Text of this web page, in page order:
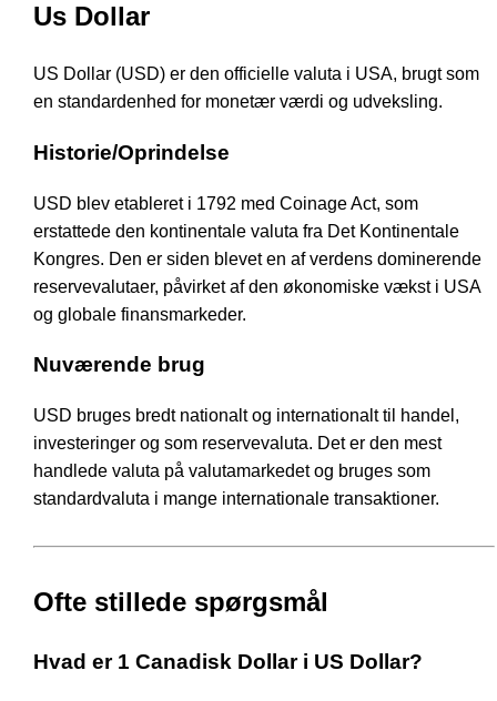
Us Dollar
US Dollar (USD) er den officielle valuta i USA, brugt som
en standardenhed for monetær værdi og udveksling.
Historie/Oprindelse
USD blev etableret i 1792 med Coinage Act, som
erstattede den kontinentale valuta fra Det Kontinentale
Kongres. Den er siden blevet en af verdens dominerende
reservevalutaer, påvirket af den økonomiske vækst i USA
og globale finansmarkeder.
Nuværende brug
USD bruges bredt nationalt og internationalt til handel,
investeringer og som reservevaluta. Det er den mest
handlede valuta på valutamarkedet og bruges som
standardvaluta i mange internationale transaktioner.
Ofte stillede spørgsmål
Hvad er 1 Canadisk Dollar i US Dollar?